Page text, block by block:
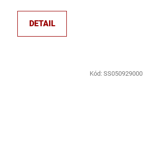
DETAIL
Kód: SS050929000